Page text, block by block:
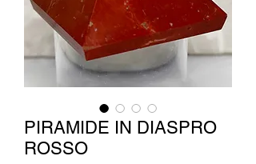
PIRAMIDE IN DIASPRO
ROSSO